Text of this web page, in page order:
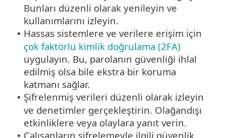
Bunları düzenli olarak yenileyin ve
kullanımlarını izleyin.
• Hassas sistemlere ve verilere erişim için
çok faktörlü kimlik doğrulama (2FA)
uygulayın. Bu, parolanın güvenliği ihlal
edilmiş olsa bile ekstra bir koruma
katmanı sağlar.
• Şifrelenmiş verileri düzenli olarak izleyin
ve denetimler gerçekleştirin. Olağandışı
etkinliklere veya olaylara yanıt verin.
• Çalışanların şifrelemeyle ilgili güvenlik